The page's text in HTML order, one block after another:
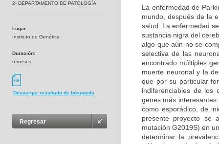
2- DEPARTAMENTO DE PATOLOGÍA
Lugar:
Instituto de Genética
Duración:
6 meses
Descargar resultado de búsqueda
Regresar
La enfermedad de
mundo, después de la
salud. La enfermedad
sustancia nigra del
algo que aún no se
selectiva de las
encontrado múltiples
muerte neuronal y la
que por su particular
indiferenciables de los
genes más
como esporádico, de
presente proyecto se
mutación G2019S) en
determinar la